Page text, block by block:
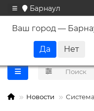
Барнаул
Ваш город —
Новости